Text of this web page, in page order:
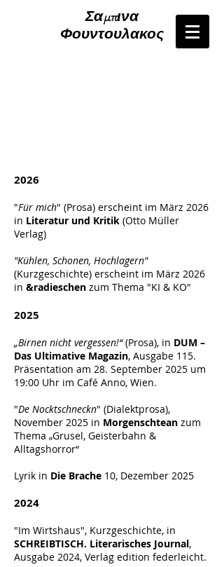
Σαμπινα
Φουντουλακος
2026
"Für mich" (Prosa) erscheint im März 2026
in Literatur und Kritik (Otto Müller
Verlag)
"Kühlen, Schonen, Hochlagern"
(Kurzgeschichte) erscheint im März 2026
in &radieschen zum Thema "KI & KO"
2025
„Birnen nicht vergessen!“(Prosa), in DUM –
Das Ultimative Magazin, Ausgabe 115.
Präsentation am 28. September 2025 um
19:00 Uhr im Café Anno, Wien.
"De Nocktschneckn" (Dialektprosa),
November 2025 in Morgenschtean zum
Thema „Grusel, Geisterbahn &
Alltagshorror“
Lyrik in Die Brache 10, Dezember 2025
2024
"Im Wirtshaus", Kurzgeschichte, in
SCHREIBTISCH. Literarisches Journal,
Ausgabe 2024, Verlag edition federleicht.